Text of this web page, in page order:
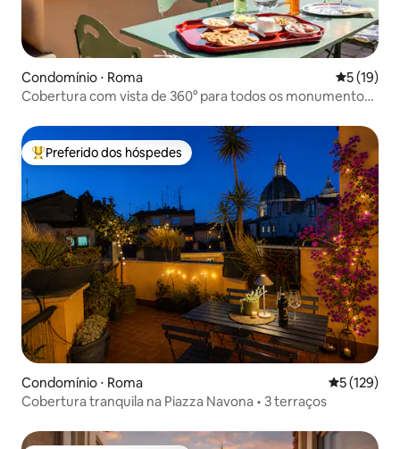
Condomínio ⋅ Roma 5 de uma
5 (19)
Cobertura com vista de 360° para todos os monumentos
Entre os melhores preferidos dos hóspedes
Preferido dos hóspedes
Condomínio ⋅ Roma 5 de uma
5 (129)
Cobertura tranquila na Piazza Navona • 3 terraços